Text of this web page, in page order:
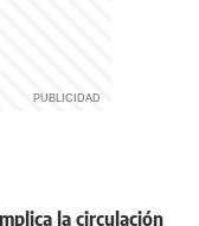
la circulación